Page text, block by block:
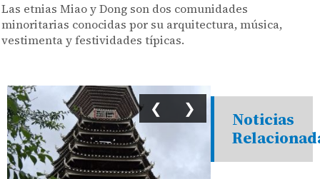
Las etnias Miao y Dong son dos comunidades
minoritarias conocidas por su arquitectura, música,
vestimenta y festividades típicas.
❮ ❯
Noticias